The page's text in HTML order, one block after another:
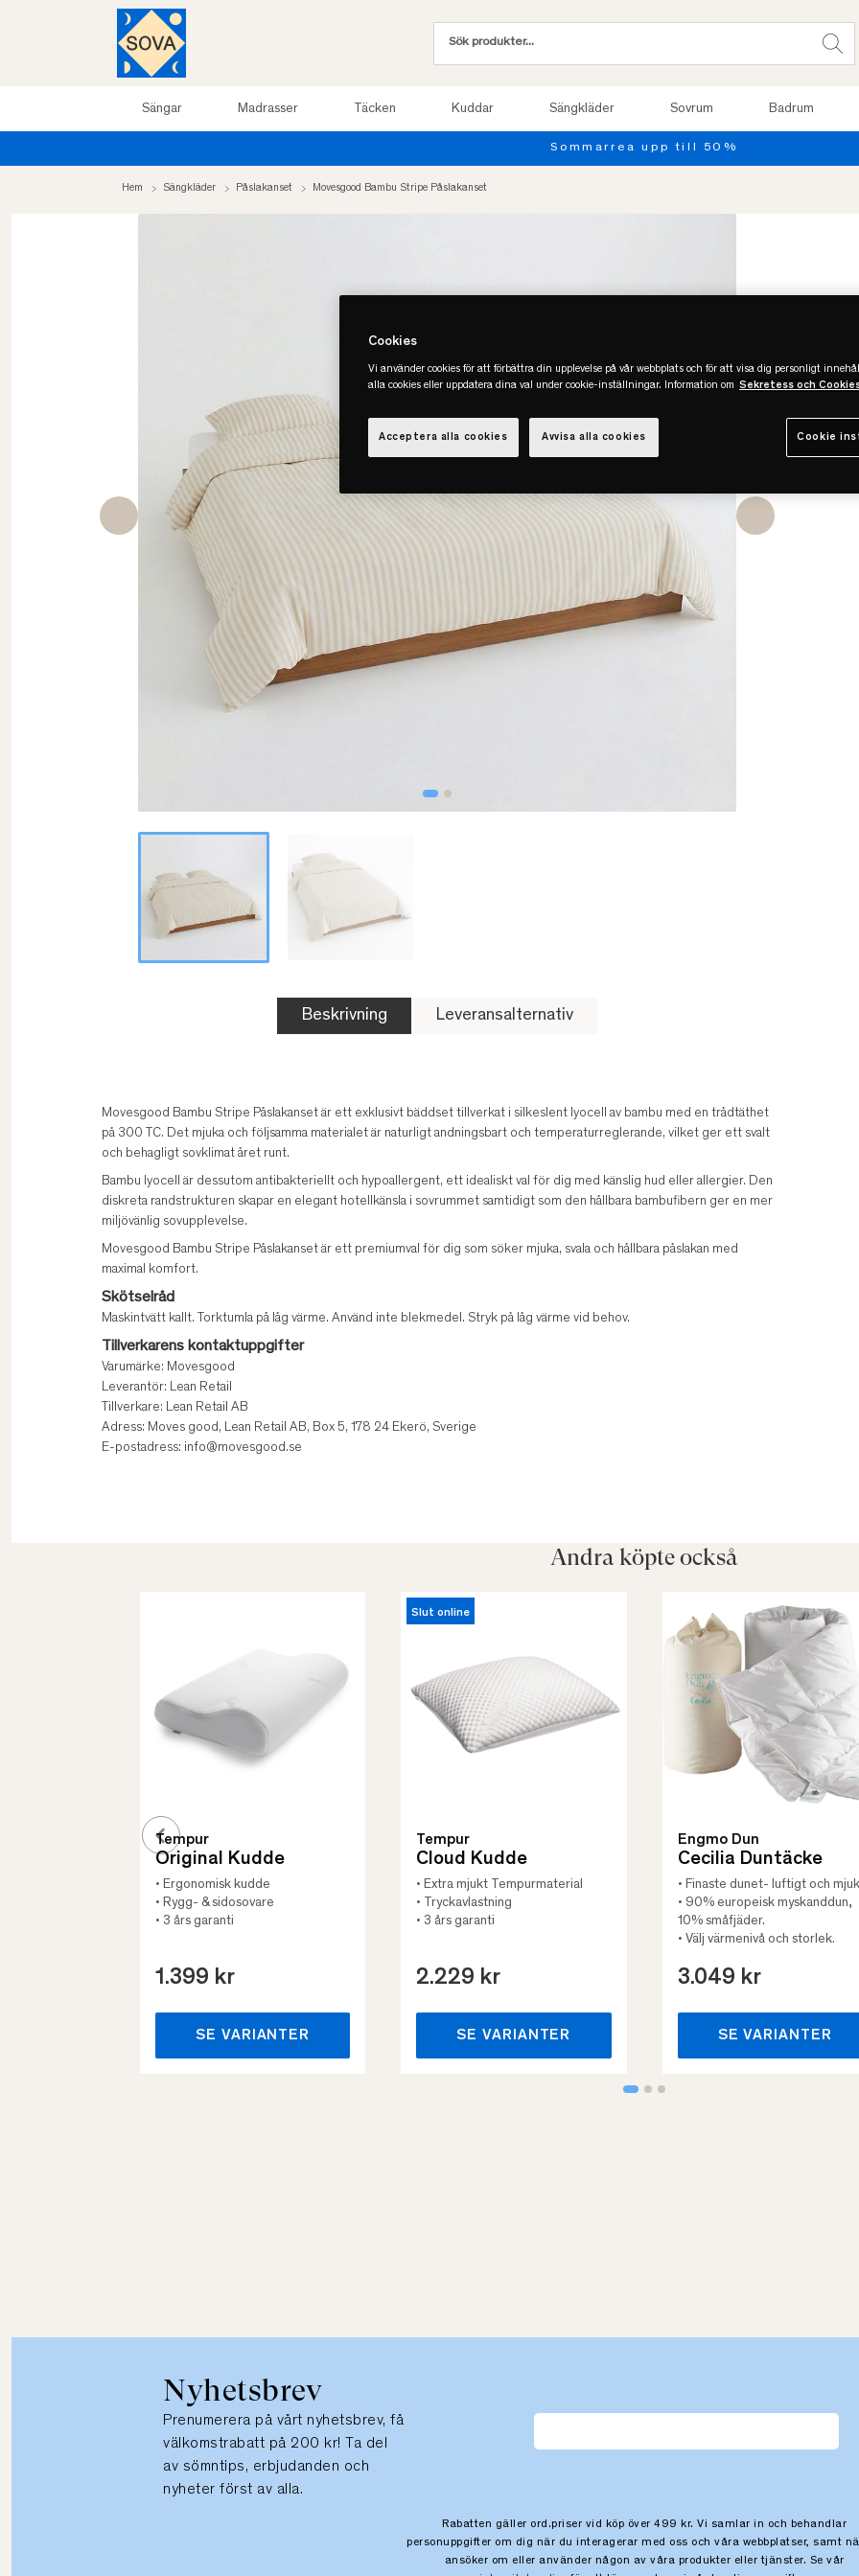
Sängar Madrasser Täcken Kuddar Sängkläder Sovrum Badrum
Sommarrea upp till 50%
Hem Sängkläder Påslakanset Movesgood Bambu Stripe Påslakanset
Beskrivning Leveransalternativ
Movesgood Bambu Stripe Påslakanset är ett exklusivt bäddset tillverkat i silkeslent lyocell av bambu med en trådtäthet
på 300 TC. Det mjuka och följsamma materialet är naturligt andningsbart och temperaturreglerande, vilket ger ett svalt
och behagligt sovklimat året runt.
Bambu lyocell är dessutom antibakteriellt och hypoallergent, ett idealiskt val för dig med känslig hud eller allergier. Den
diskreta randstrukturen skapar en elegant hotellkänsla i sovrummet samtidigt som den hållbara bambufibern ger en mer
miljövänlig sovupplevelse.
Movesgood Bambu Stripe Påslakanset är ett premiumval för dig som söker mjuka, svala och hållbara påslakan med
maximal komfort.
Skötselråd
Maskintvätt kallt. Torktumla på låg värme. Använd inte blekmedel. Stryk på låg värme vid behov.
Tillverkarens kontaktuppgifter
Varumärke: Movesgood
Leverantör: Lean Retail
Tillverkare: Lean Retail AB
Adress: Moves good, Lean Retail AB, Box 5, 178 24 Ekerö, Sverige
E-postadress: info@movesgood.se
Andra köpte också
Tempur
Original Kudde
• Ergonomisk kudde
• Rygg- & sidosovare
• 3 års garanti
1.399 kr
SE VARIANTER
Slut online
Tempur
Cloud Kudde
• Extra mjukt Tempurmaterial
• Tryckavlastning
• 3 års garanti
2.229 kr
SE VARIANTER
Engmo Dun
Cecilia Duntäcke
• Finaste dunet- luftigt och
• 90% europeisk myskanddun,
10% småfjäder.
• Välj värmenivå och storlek.
3.049 kr
SE VARIANTER
Nyhetsbrev
Prenumerera på vårt nyhetsbrev, få
välkomstrabatt på 200 kr! Ta del
av sömntips, erbjudanden och
nyheter först av alla.
Rabatten gäller ord.priser vid köp över 499 kr. Vi samlar in och behandlar
personuppgifter om dig när du interagerar med oss och våra webbplatser, samt
ansöker om eller använder någon av våra produkter eller tjänster. Se vår
Cookies
Vi använder cookies för att förbättra din upplevelse på vår webbplats och för att visa dig personligt
alla cookies eller uppdatera dina val under cookie-inställningar. Information om Sekretess och
Cookie
Avvisa alla cookies
Acceptera alla cookies